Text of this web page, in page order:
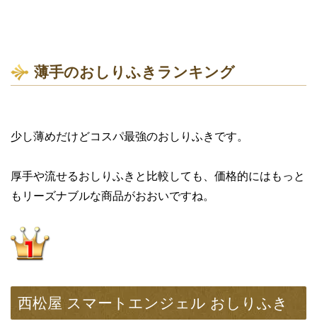
薄手のおしりふきランキング
少し薄めだけどコスパ最強のおしりふきです。
厚手や流せるおしりふきと比較しても、価格的にはもっと
もリーズナブルな商品がおおいですね。
西松屋 スマートエンジェル おしりふき